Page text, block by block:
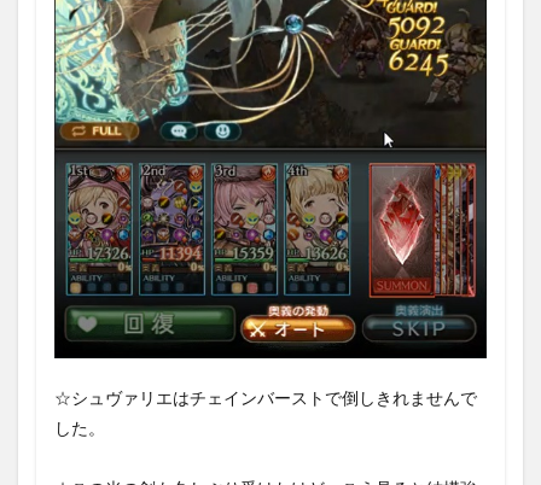
☆シュヴァリエはチェインバーストで倒しきれませんで
した。